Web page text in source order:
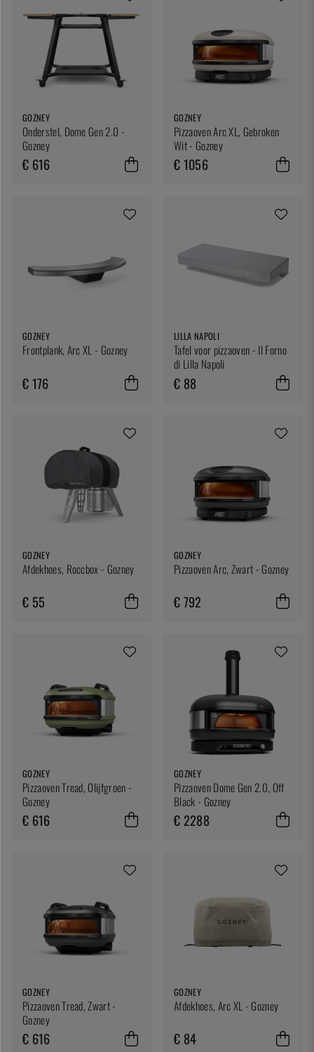
GOZNEY
Onderstel, Dome Gen 2.0 -
Gozney
€ 616
GOZNEY
Pizzaoven Arc XL, Gebroken
Wit - Gozney
€ 1056
GOZNEY
Frontplank, Arc XL - Gozney
€ 176
LILLA NAPOLI
Tafel voor pizzaoven - Il Forno
di Lilla Napoli
€ 88
GOZNEY
Afdekhoes, Roccbox - Gozney
€ 55
GOZNEY
Pizzaoven Arc, Zwart - Gozney
€ 792
GOZNEY
Pizzaoven Tread, Olijfgroen -
Gozney
€ 616
GOZNEY
Pizzaoven Dome Gen 2.0, Off
Black - Gozney
€ 2288
GOZNEY
Pizzaoven Tread, Zwart -
Gozney
€ 616
GOZNEY
Afdekhoes, Arc XL - Gozney
€ 84